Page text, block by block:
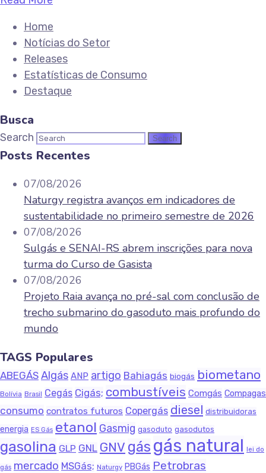
Home
Notícias do Setor
Releases
Estatísticas de Consumo
Destaque
Busca
Search
Posts Recentes
07/08/2026
Naturgy registra avanços em indicadores de
sustentabilidade no primeiro semestre de 2026
07/08/2026
Sulgás e SENAI-RS abrem inscrições para nova
turma do Curso de Gasista
07/08/2026
Projeto Raia avança no pré-sal com conclusão de
trecho submarino do gasoduto mais profundo do
mundo
TAGS Populares
ABEGÁS Algás ANP artigo Bahiagás biogás biometano
Bolívia Brasil Cegás Cigás; combustíveis Comgás Compagas
consumo contratos futuros Copergás diesel distribuidoras
energia ES Gás etanol Gasmig gasoduto gasodutos
gasolina GLP GNL GNV gás gás natural lei do
gás mercado MSGás; Naturgy PBGás Petrobras